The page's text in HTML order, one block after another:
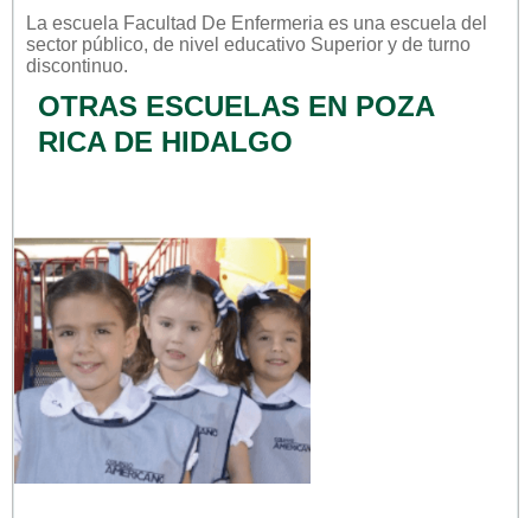
La escuela Facultad De Enfermeria es una escuela del
sector público, de nivel educativo Superior y de turno
discontinuo.
OTRAS ESCUELAS EN POZA
RICA DE HIDALGO